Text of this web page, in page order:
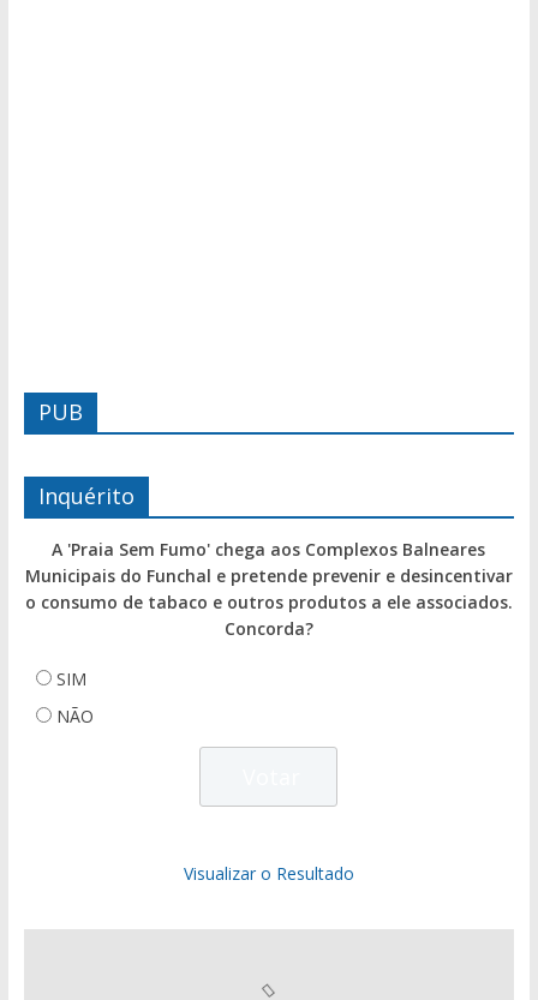
PUB
Inquérito
A 'Praia Sem Fumo' chega aos Complexos Balneares
Municipais do Funchal e pretende prevenir e desincentivar
o consumo de tabaco e outros produtos a ele associados.
Concorda?
SIM
NÃO
Visualizar o Resultado